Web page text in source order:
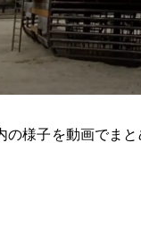
の様子を動画でま